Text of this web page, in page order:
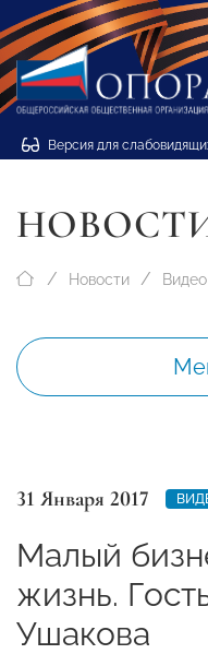
Версия для
Новости Видео
31 Января 2017
Малый
жизнь.
Ушакова